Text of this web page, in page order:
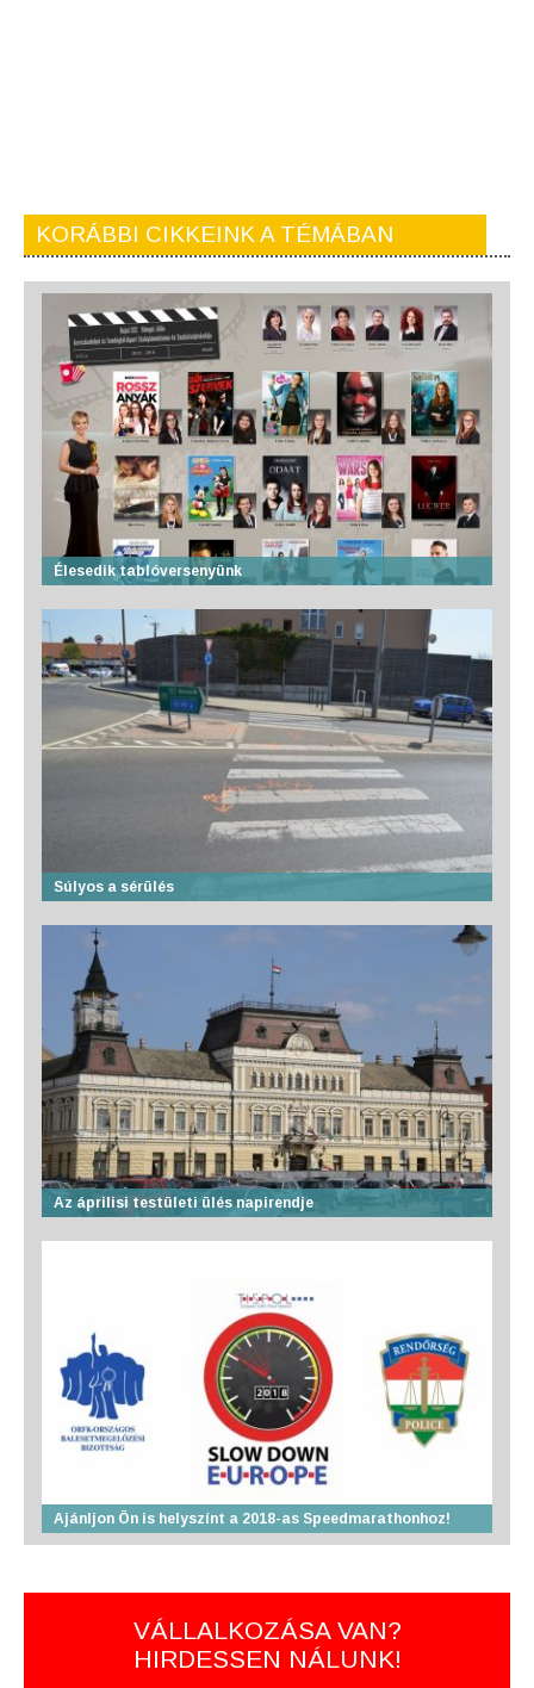
KORÁBBI CIKKEINK A TÉMÁBAN
Élesedik tablóversenyünk
Súlyos a sérülés
Az áprilisi testületi ülés napirendje
Ajánljon Ön is helyszínt a 2018-as Speedmarathonhoz!
VÁLLALKOZÁSA VAN?
HIRDESSEN NÁLUNK!